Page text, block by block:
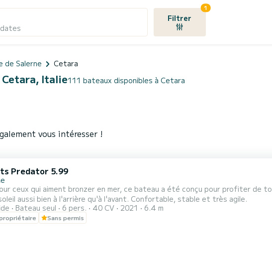
Filtrer
1
de Salerne Cetara
Cetara, Italie111 bateaux disponibles à Cetara
vous intéresser !
Predator 5.99
ceux qui aiment bronzer en mer, ce bateau a été conçu pour profiter de
aussi bien à l'arrière qu'à l'avant. Confortable, stable et très agile.
Bateau seul 6 pers. 40 CV 2021 6.4 m
Sans permis